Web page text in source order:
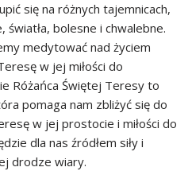
się na różnych tajemnicach,
bolesne i chwalebne.
medytować nad życiem
w jej miłości do
Różańca Świętej Teresy to
pomaga nam zbliżyć się do
w jej prostocie i miłości do
dla nas źródłem siły i
drodze wiary.